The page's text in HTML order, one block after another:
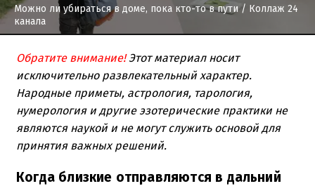
Можно ли убираться в доме, пока кто-то в пути/ Коллаж 24
канала
Обратите внимание!Этот материал носит
исключительно развлекательный характер.
Народные приметы, астрология, тарология,
нумерология и другие эзотерические практики не
являются наукой и не могут служить основой для
принятия важных решений.
Когда близкие отправляются в дальний